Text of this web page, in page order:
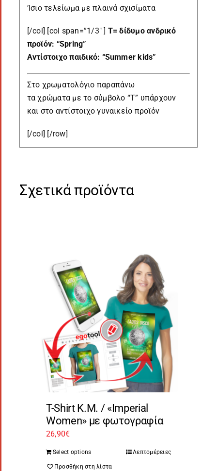
’Iσιο τελείωμα με πλαινά σχισίματα
[/col] [col span=”1/3″ ] Τ= δίδυμο ανδρικό
προϊόν: “Spring”
Αντίστοιχο παιδικό: “Summer kids”
Στο χρωματολόγιο παραπάνω
τα χρώματα με το σύμβολο “Τ” υπάρχουν
και στο αντίστοιχο γυναικείο προϊόν
[/col] [/row]
Σχετικά προϊόντα
T-Shirt Κ.Μ. / «Imperial
Women» με φωτογραφία
26,90€
Select options Λεπτομέρειες
Προσθήκη στη λίστα